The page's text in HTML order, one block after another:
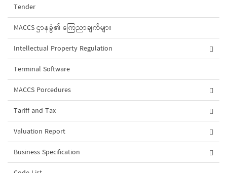
Tender
MACCS ဌာနခွဲ၏ ကြေညာချက်များ
Intellectual Property Regulation
Terminal Software
MACCS Porcedures
Tariff and Tax
Valuation Report
Business Specification